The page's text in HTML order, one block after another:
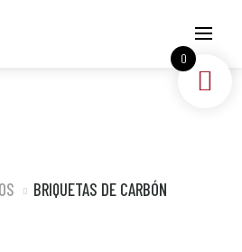
BRIQUETAS DE CARBÓN
0